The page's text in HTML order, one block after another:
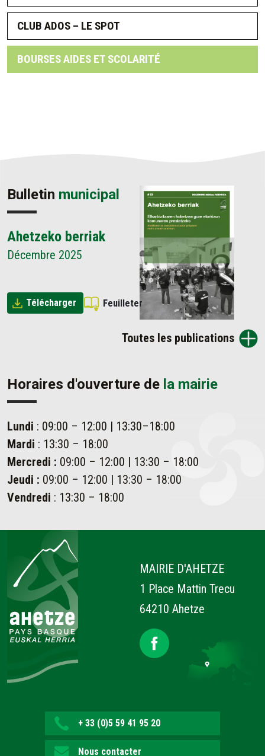
CLUB ADOS – LE SPOT
BOURSES AIDES ET SCOLARITÉ
Bulletin municipal
Ahetzeko berriak
Décembre 2025
Télécharger Feuilleter
Toutes les publications
Horaires d'ouverture de la mairie
Lundi : 09:00 – 12:00 | 13:30–18:00
Mardi : 13:30 – 18:00
Mercredi : 09:00 – 12:00 | 13:30 – 18:00
Jeudi : 09:00 – 12:00 | 13:30 – 18:00
Vendredi : 13:30 – 18:00
MAIRIE D'AHETZE
1 Place Mattin Trecu
64210 Ahetze
+ 33 (0)5 59 41 95 20
Nous contacter